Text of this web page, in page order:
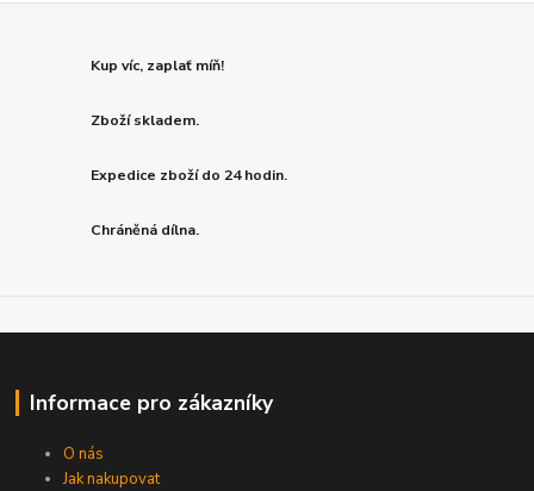
Kup víc, zaplať míň!
Zboží skladem.
Expedice zboží do 24 hodin.
Chráněná dílna.
Informace pro zákazníky
O nás
Jak nakupovat